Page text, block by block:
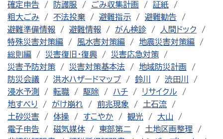
確定申告
防護服 ごみ収集計画
証紙
粗大ごみ
不法投棄 避難指示
避難勧告
避難準備情報
避難情報 がん検診
人間ドック
特殊災害対策編
風水害対策編
地震災害対策編
総則編
災害復旧・復興
災害応急対策
災害予防対策
災害対策基本法
地域防災計画
防災会議
洪水ハザードマップ 鈴川
渋田川
浸水予測
転職 駆除 ハチ
リサイクル
地すべり
がけ崩れ 前兆現象
土石流
土砂災害
体操 すこやか 観光
大山
電子申告
磁気媒体 東部第二
土地区画整理